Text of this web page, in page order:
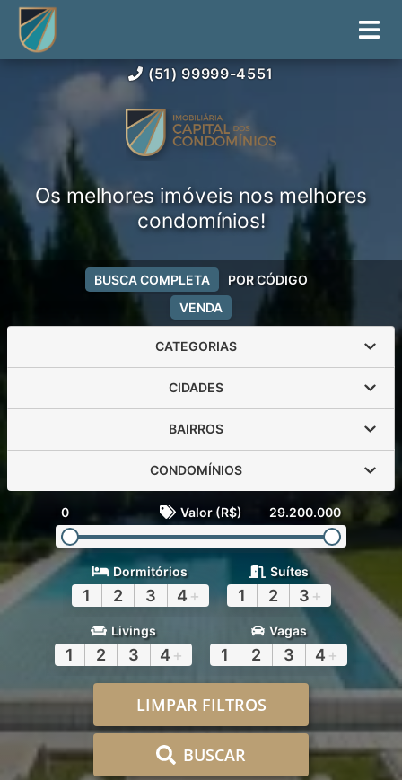
(51) 99999-4551
Os melhores imóveis nos melhores
condomínios!
VENDA
BUSCA COMPLETA POR CÓDIGO
CATEGORIAS
CIDADES
BAIRROS
CONDOMÍNIOS
0 Valor (R$) 29.200.000
Dormitórios
1 2 3 4 +
Suítes
1 2 3 +
Livings
1 2 3 4 +
Vagas
1 2 3 4 +
LIMPAR FILTROS
BUSCAR